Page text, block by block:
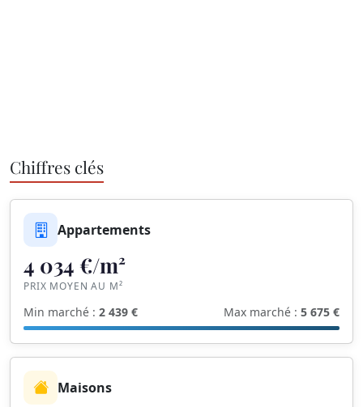
Chiffres clés
Appartements
4 034 €/m²
PRIX MOYEN AU M²
Min marché : 2 439 € Max marché : 5 675 €
Maisons